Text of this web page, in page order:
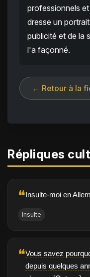
professionnels
dresse un
publicité et de la
l'a façonné.
← Retour à la
Répliques
❝Insulte-moi en
Insulte
❝Vous savez
depuis quelques